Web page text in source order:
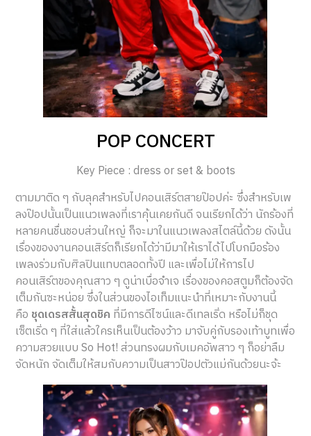
POP CONCERT
Key Piece : dress or set & boots
ตามมาติด ๆ กับลุคสำหรับไปคอนเสิร์ตสายป๊อปค่ะ ซึ่งสำหรับเพ
ลงป๊อปนั้นเป็นแนวเพลงที่เราคุ้นเคยกันดี จนเรียกได้ว่า นักร้องที่
หลายคนชื่นชอบส่วนใหญ่ ก็จะมาในแนวเพลงสไตล์นี้ด้วย ดังนั้น
เรื่องของงานคอนเสิร์ตก็เรียกได้ว่ามีมาให้เราได้ไปโบกมือร้อง
เพลงร่วมกับศิลปินแทบตลอดทั้งปี และเพื่อไม่ให้การไป
คอนเสิร์ตของคุณสาว ๆ ดูน่าเบื่อจำเจ เรื่องของคอสตูมก็ต้องจัด
เต็มกันซะหน่อย ซึ่งในส่วนของไอเท็มแนะนำที่เหมาะกับงานนี้
คือ ชุดเดรสสั้นสุดชิค ที่มีการดีไซน์และดีเทลเริ่ด หรือไม่ก็ชุด
เซ็ตเริ่ด ๆ ที่ใส่แล้วใครเห็นเป็นต้องว้าว มาจับคู่กับรองเท้าบูทเพื่อ
ความสวยแบบ So Hot! ส่วนทรงผมกับเมคอัพสาว ๆ ก็อย่าลืม
จัดหนัก จัดเต็มให้สมกับความเป็นสาวป๊อปตัวแม่กันด้วยนะจ้ะ